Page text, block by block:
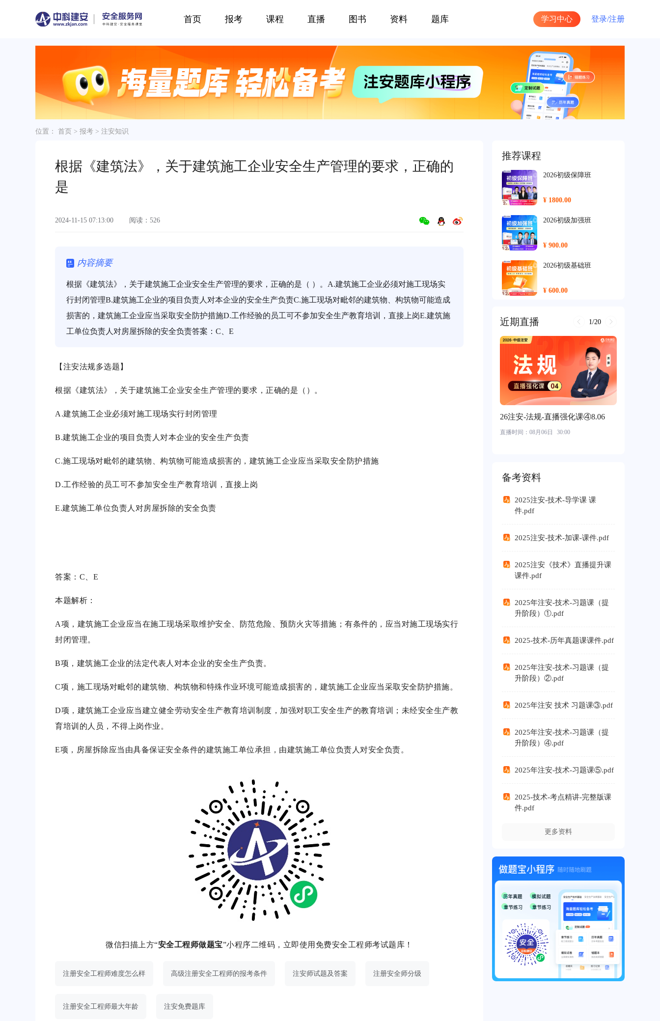
首页 报考 课程 直播 图书 资料 题库 学习中心 登录/注册
位置： 首页 > 报考 > 注安知识
根据《建筑法》，关于建筑施工企业安全生产管理的要求，正确的
是
2024-11-15 07:13:00 阅读：526
内容摘要
根据《建筑法》，关于建筑施工企业安全生产管理的要求，正确的是（ ）。A.建筑施工企业必须对施工现场实
行封闭管理B.建筑施工企业的项目负责人对本企业的安全生产负责C.施工现场对毗邻的建筑物、构筑物可能造成
损害的，建筑施工企业应当采取安全防护措施D.工作经验的员工可不参加安全生产教育培训，直接上岗E.建筑施
工单位负责人对房屋拆除的安全负责答案：C、E
【注安法规多选题】
根据《建筑法》，关于建筑施工企业安全生产管理的要求，正确的是（）。
A.建筑施工企业必须对施工现场实行封闭管理
B.建筑施工企业的项目负责人对本企业的安全生产负责
C.施工现场对毗邻的建筑物、构筑物可能造成损害的，建筑施工企业应当采取安全防护措施
D.工作经验的员工可不参加安全生产教育培训，直接上岗
E.建筑施工单位负责人对房屋拆除的安全负责
答案：C、E
本题解析：
A项，建筑施工企业应当在施工现场采取维护安全、防范危险、预防火灾等措施；有条件的，应当对施工现场实行
封闭管理。
B项，建筑施工企业的法定代表人对本企业的安全生产负责。
C项，施工现场对毗邻的建筑物、构筑物和特殊作业环境可能造成损害的，建筑施工企业应当采取安全防护措施。
D项，建筑施工企业应当建立健全劳动安全生产教育培训制度，加强对职工安全生产的教育培训；未经安全生产教
育培训的人员，不得上岗作业。
E项，房屋拆除应当由具备保证安全条件的建筑施工单位承担，由建筑施工单位负责人对安全负责。
微信扫描上方“安全工程师做题宝”小程序二维码，立即使用免费安全工程师考试题库！
注册安全工程师难度怎么样 高级注册安全工程师的报考条件 注安师试题及答案 注册安全师分级
注册安全工程师最大年龄 注安免费题库
推荐课程
2026初级保障班
¥ 1800.00
2026初级加强班
¥ 900.00
2026初级基础班
¥ 600.00
¥ 2500.00
2026中级保障班
¥ 2000.00
2026中级加强班
近期直播 1/20
26注安-法规-直播强化课④8.06
直播时间： 08月06日 30:00
备考资料
2025注安-技术-导学课 课
件.pdf
2025注安-技术-加课-课件.pdf
2025注安《技术》直播提升课
课件.pdf
2025年注安-技术-习题课（提
升阶段）①.pdf
2025-技术-历年真题课课件.pdf
2025年注安-技术-习题课（提
升阶段）②.pdf
2025年注安 技术 习题课③.pdf
2025年注安-技术-习题课（提
升阶段）④.pdf
2025年注安-技术-习题课⑤.pdf
2025-技术-考点精讲-完整版课
件.pdf
更多资料